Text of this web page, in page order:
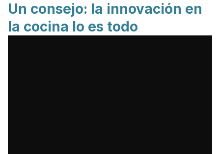
Un consejo: la innovación en
la cocina lo es todo